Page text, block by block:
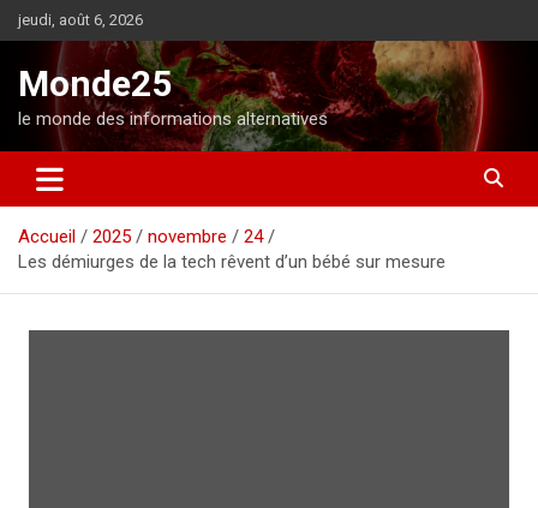
l
o
e
jeudi, août 6, 2026
Monde25
le monde des informations alternatives
Accueil 2025 novembre
24
Les démiurges de la tech rêvent d’un bébé sur mesure